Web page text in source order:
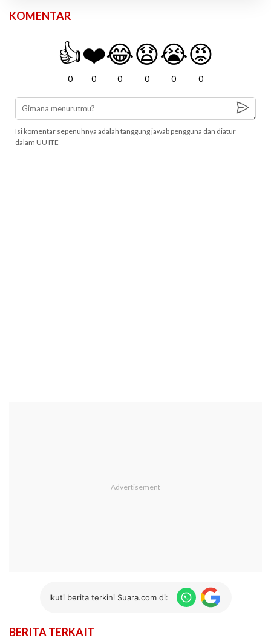
KOMENTAR
👍
0
❤️
0
😂
0
😧
0
😭
0
😡
0
Isi komentar sepenuhnya adalah tanggung jawab pengguna dan diatur
dalam UU ITE
Ikuti berita terkini Suara.com di:
BERITA TERKAIT